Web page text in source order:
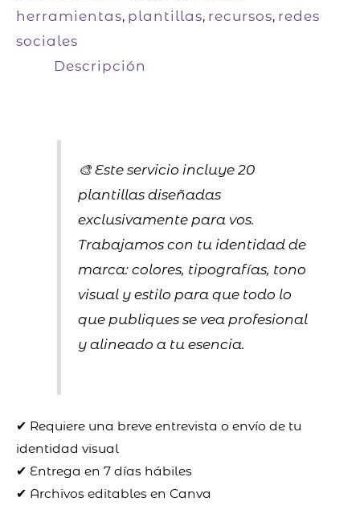
herramientas, plantillas, recursos, redes
sociales
Descripción
🎨 Este servicio incluye 20
plantillas diseñadas
exclusivamente para vos.
Trabajamos con tu identidad de
marca: colores, tipografías, tono
visual y estilo para que todo lo
que publiques se vea profesional
y alineado a tu esencia.
✔ Requiere una breve entrevista o envío de tu
identidad visual
✔ Entrega en 7 días hábiles
✔ Archivos editables en Canva